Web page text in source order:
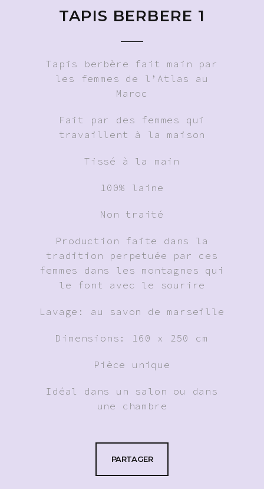
TAPIS BERBERE 1
Tapis berbère fait main par
les femmes de l’Atlas au
Maroc
Fait par des femmes qui
travaillent à la maison
Tissé à la main
100% laine
Non traité
Production faite dans la
tradition perpetuée par ces
femmes dans les montagnes qui
le font avec le sourire
Lavage: au savon de marseille
Dimensions: 160 x 250 cm
Pièce unique
Idéal dans un salon ou dans
une chambre
PARTAGER